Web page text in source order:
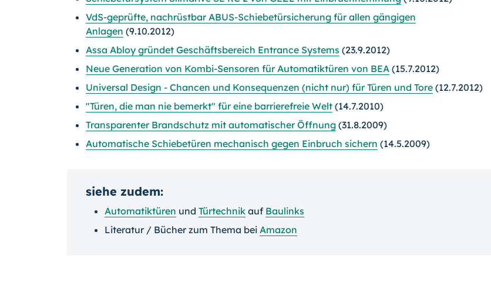
VdS-geprüfte, nachrüstbar ABUS-Schiebetürsicherung für allen gängigen
Anlagen (9.10.2012)
Assa Abloy gründet Geschäftsbereich Entrance Systems (23.9.2012)
Neue Generation von Kombi-Sensoren für Automatiktüren von BEA (15.7.2012)
Universal Design - Chancen und Konsequenzen (nicht nur) für Türen und Tore (12.7.2012)
"Türen, die man nie bemerkt" für eine barrierefreie Welt (14.7.2010)
Transparenter Brandschutz mit automatischer Öffnung (31.8.2009)
Automatische Schiebetüren mechanisch gegen Einbruch sichern (14.5.2009)
siehe zudem:
Automatiktüren und Türtechnik auf Baulinks
Literatur / Bücher zum Thema bei Amazon